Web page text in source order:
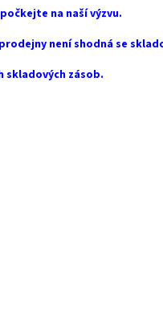
c
na naší výzvu.
prodejny není shodná se
skladových zásob.